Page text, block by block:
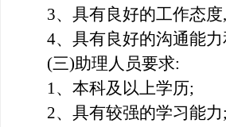
3、具有良好的工作态
4、具有良好的沟通能力
(三)助理人员要求:
1、本科及以上学历;
2、具有较强的学习能力;